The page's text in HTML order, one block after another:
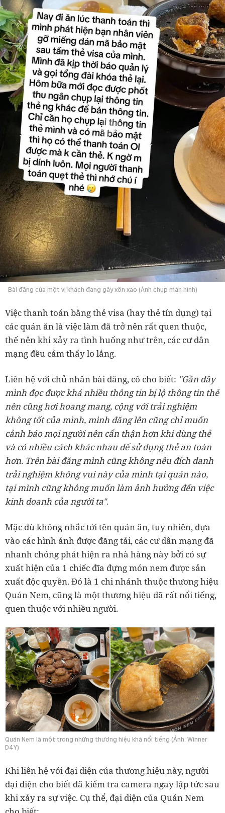
Bài đăng của một vị khách đang gây xôn xao (Ảnh chụp màn hình)
Việc thanh toán bằng thẻ visa (hay thẻ tín dụng) tại
các quán ăn là việc làm đã trở nên rất quen thuộc,
thế nên khi xảy ra tình huống như trên, các cư dân
mạng đều cảm thấy lo lắng.
Liên hệ với chủ nhân bài đăng, cô cho biết: "Gần đây
mình đọc được khá nhiều thông tin bị lộ thông tin thẻ
nên cũng hơi hoang mang, cộng với trải nghiệm
không tốt của mình, mình đăng lên cũng chỉ muốn
cảnh báo mọi người nên cẩn thận hơn khi dùng thẻ
và có nhiều cách khác nhau để sử dụng thẻ an toàn
hơn. Trên bài đăng mình cũng không nêu đích danh
trải nghiệm không vui này của mình tại quán nào,
tại mình cũng không muốn làm ảnh hưởng đến việc
kinh doanh của người ta".
Mặc dù không nhắc tới tên quán ăn, tuy nhiên, dựa
vào các hình ảnh được đăng tải, các cư dân mạng đã
nhanh chóng phát hiện ra nhà hàng này bởi có sự
xuất hiện của 1 chiếc đĩa đựng món nem được sản
xuất độc quyền. Đó là 1 chi nhánh thuộc thương hiệu
Quán Nem, cũng là một thương hiệu đã rất nổi tiếng,
quen thuộc với nhiều người.
Quán Nem là một trong những thương hiệu khá nổi tiếng (Ảnh: Winner
D4Y)
Khi liên hệ với đại diện của thương hiệu này, người
đại diện cho biết đã kiểm tra camera ngay lập tức sau
khi xảy ra sự việc. Cụ thể, đại diện của Quán Nem